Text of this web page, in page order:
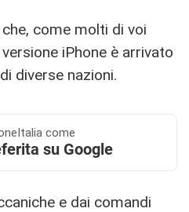
come molti di voi
iPhone è arrivato
diverse nazioni.
come
su Google
e dai comandi